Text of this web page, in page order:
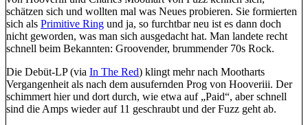
schätzen sich und wollten mal was Neues probieren. Sie formierten
sich als Primitive Ring und ja, so furchtbar neu ist es dann doch
nicht geworden, was man sich ausgedacht hat. Man landete recht
schnell beim Bekannten: Groovender, brummender 70s Rock.
Die Debüt-LP (via In The Red) klingt mehr nach Mootharts
Vergangenheit als nach dem ausufernden Prog von Hooveriii. Der
schimmert hier und dort durch, wie etwa auf „Paid“, aber schnell
sind die Amps wieder auf 11 geschraubt und der Fuzz geht ab.